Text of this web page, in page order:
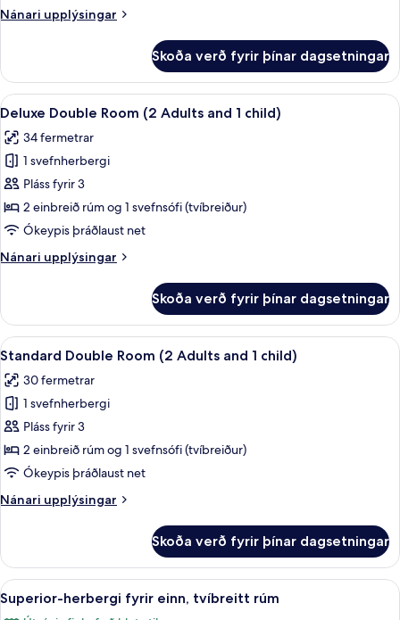
|
+16
Nánari upplýsingar
Nánari
Platinum
(2
Adults)
Only
Adults
+16
Skoða verð fyrir þínar dagsetningar
Skoða
allar
myndir
fyrir
Deluxe
Double
Room
Adults
child)
Öryggishólf í herbergi, skrifborð,
6
Deluxe Double Room (2 Adults and 1 child)
34 fermetrar
1 svefnherbergi
Pláss fyrir 3
2 einbreið rúm og 1 svefnsófi (tvíbreiður)
Ókeypis þráðlaust net
Nánari upplýsingar
Nánari
Double
Room
(2
and
child)
Skoða verð fyrir þínar dagsetningar
Skoða
allar
myndir
fyrir
Standard
Double
Room
Adults
child)
Öryggishólf í herbergi, skrifborð,
6
Standard Double Room (2 Adults and 1 child)
30 fermetrar
1 svefnherbergi
Pláss fyrir 3
2 einbreið rúm og 1 svefnsófi (tvíbreiður)
Ókeypis þráðlaust net
Nánari upplýsingar
Nánari
Double
Room
(2
Adults
Skoða verð fyrir þínar dagsetningar
Skoða
allar
Öryggishólf í herbergi, skrifborð,
6
Superior-herbergi fyrir einn, tvíbreitt rúm